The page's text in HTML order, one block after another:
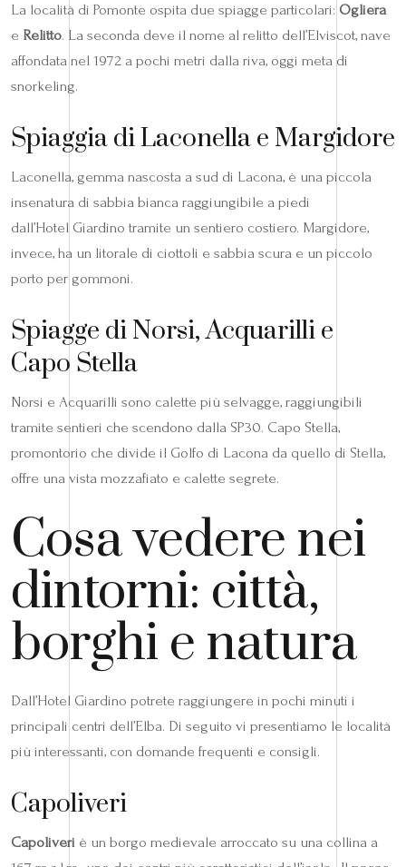
La località di Pomonte ospita due spiagge particolari: Ogliera
e Relitto. La seconda deve il nome al relitto dell’Elviscot, nave
affondata nel 1972 a pochi metri dalla riva, oggi meta di
snorkeling.
Spiaggia di Laconella e Margidore
Laconella, gemma nascosta a sud di Lacona, è una piccola
insenatura di sabbia bianca raggiungibile a piedi
dall’Hotel Giardino tramite un sentiero costiero. Margidore,
invece, ha un litorale di ciottoli e sabbia scura e un piccolo
porto per gommoni.
Spiagge di Norsi, Acquarilli e
Capo Stella
Norsi e Acquarilli sono calette più selvagge, raggiungibili
tramite sentieri che scendono dalla SP30. Capo Stella,
promontorio che divide il Golfo di Lacona da quello di Stella,
offre una vista mozzafiato e calette segrete.
Cosa vedere nei
dintorni: città,
borghi e natura
Dall’Hotel Giardino potrete raggiungere in pochi minuti i
principali centri dell’Elba. Di seguito vi presentiamo le località
più interessanti, con domande frequenti e consigli.
Capoliveri
Capoliveri è un borgo medievale arroccato su una collina a